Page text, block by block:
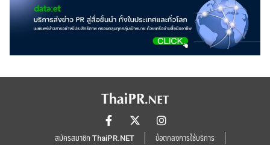
สมัครสมาชิก ThaiPR.NET ข้อตกลงการใช้บริการ